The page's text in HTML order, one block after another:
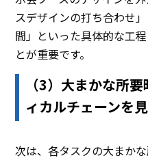
スデザインの打ち合わせ
間」といった具体的な工
とが重要です。
（3）大まかな所
ィカルチェーンを
次は、各タスクの大まか